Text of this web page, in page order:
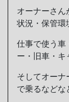
オーナーさ
状況・保管環
仕事で使う車
ー・旧車・キ
そしてオー
で乗るなどな